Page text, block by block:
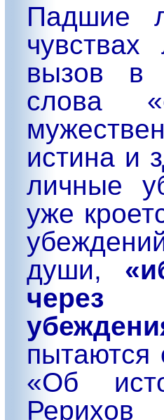
Падшие
вызов в
слова
истина и
личные
уже
души,
через
пытаются
«Об
Рерихов